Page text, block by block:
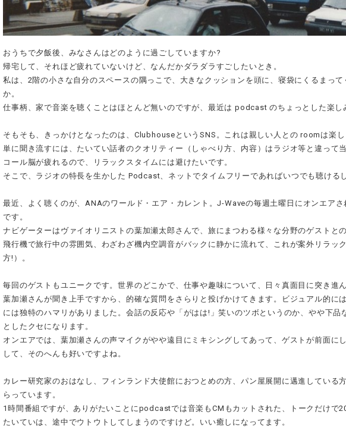
おうちで夕飯後、みなさんはどのように過ごしていますか?
帰宅して、それほど疲れていないけど、なんだかダラダラすごしたいとき。
私は、2階の小さな自分のスペースの隅っこで、大きなクッションを頭に、寝袋にくるまっ
か。
仕事柄、家で音楽を聴くことはほとんど無いのですが、最近は podcast のちょっとした楽し
そもそも、きっかけとなったのは、ClubhouseというSNS。これは親しい人との roomは楽し
単に聞き流すには、たいてい話者のクオリティー（しゃべり方、内容）はラジオ等と違って
コール脳が疲れるので、リラックスタイムには避けたいです。
そこで、ラジオの特長を生かした Podcast、ネットでタイムフリーであればいつでも聴ける
最近、よく聴くのが、ANAのワールド・エア・カレント。J-Waveの毎週土曜日にオンエア
です。
ナビゲーターはヴァイオリニストの葉加瀬太郎さんで、旅にまつわる様々な分野のゲストと
飛行機で旅行中の雰囲気、わざわざ機内空調音がバックに静かに流れて、これが案外リラッ
方!）。
毎回のゲストもユニークです。世界のどこかで、仕事や趣味について、日々真面目に突き進
葉加瀬さんが聞き上手ですから、的確な質問をさらりと投げかけてきます。ビジュアル的に
には独特のハマリがありました。会話の反応や「がはは!」笑いのツボというのか、やや下品
としたクセになります。
オンエアでは、葉加瀬さんの声マイクがやや遠目にミキシングしてあって、ゲストが前面に
して、そのへんも好いですよね。
カレー研究家のおはなし、フィンランド大使館におつとめの方、パン屋展開に邁進している
らっています。
1時間番組ですが、ありがたいことにpodcastでは音楽もCMもカットされた、トークだけで
たいていは、途中でウトウトしてしまうのですけど。いい癒しになってます。